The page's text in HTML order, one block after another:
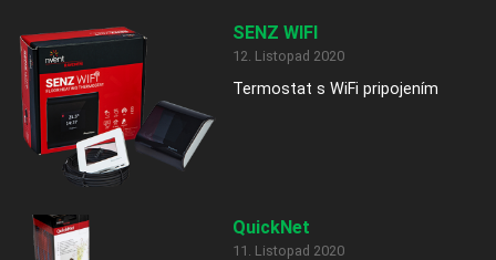
SENZ WIFI
12. Listopad 2020
Termostat s WiFi pripojením
QuickNet
11. Listopad 2020